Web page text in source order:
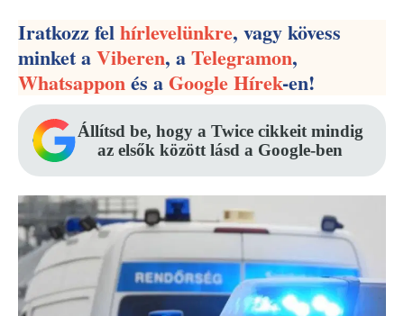
Iratkozz felhírlevelünkre, vagy kövess
minket aViberen, aTelegramon,
Whatsapponés aGoogle Hírek-en!
Állítsd be, hogy a Twice cikkeit mindig
az elsők között lásd a Google-ben